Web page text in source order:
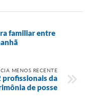
familiar entre
MENOS RECENTE
profissionais da
de posse